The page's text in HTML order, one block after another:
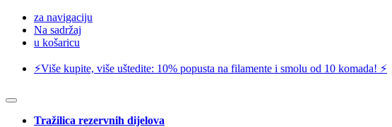
za navigaciju
Na sadržaj
u košaricu
⚡️Više kupite, više uštedite: 10% popusta na filamente i smolu od 10 komada! ⚡️
Tražilica rezervnih dijelova